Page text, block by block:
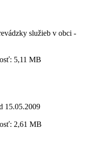
služieb v obci -
5,11 MB
15.05.2009
2,61 MB